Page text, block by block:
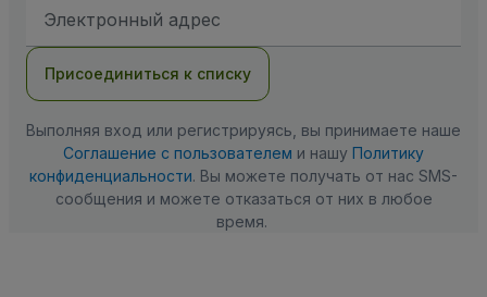
электронной
Присоединиться к списку
Выполняя вход или регистрируясь, вы принимаете наше
Соглашение с пользователем и нашу Политику
конфиденциальности. Вы можете получать от нас SMS-
сообщения и можете отказаться от них в любое
время.